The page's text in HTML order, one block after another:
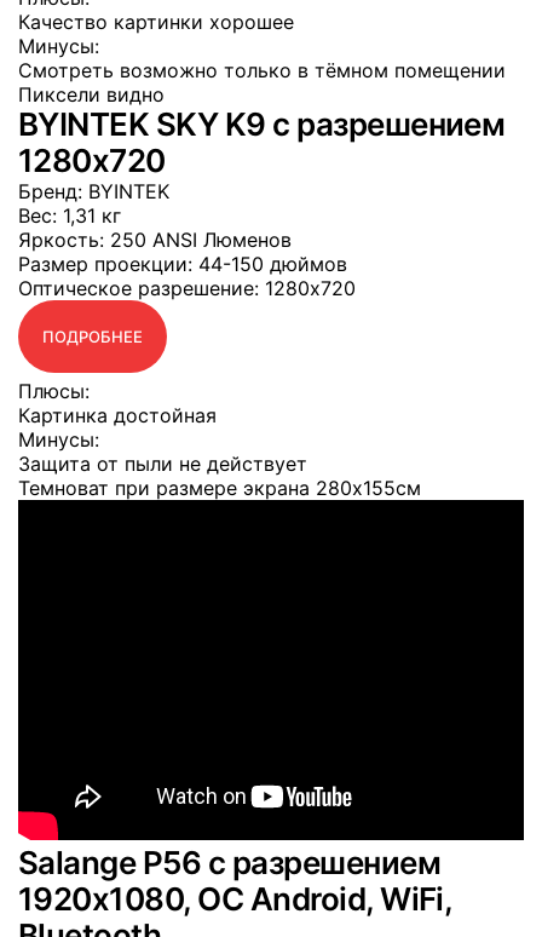
Качество картинки хорошее
Минусы:
Смотреть возможно только в тёмном помещении
Пиксели видно
BYINTEK SKY K9 с разрешением
1280x720
Бренд: BYINTEK
Вес: 1,31 кг
Яркость: 250 ANSI Люменов
Размер проекции: 44-150 дюймов
Оптическое разрешение: 1280x720
ПОДРОБНЕЕ
Плюсы:
Картинка достойная
Минусы:
Защита от пыли не действует
Темноват при размере экрана 280x155см
Salange P56 с разрешением
1920x1080, OC Android, WiFi,